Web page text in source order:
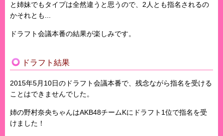
と姉妹でもタイプは全然違うと思うので、2人とも指名されるの
かそれとも...
ドラフト会議本番の結果が楽しみです。
ドラフト結果
2015年5月10日のドラフト会議本番で、残念ながら指名を受ける
ことはできませんでした。
姉の野村奈央ちゃんはAKB48チームKにドラフト1位で指名を受
けました！